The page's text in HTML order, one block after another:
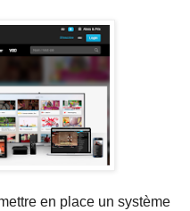
en place un système